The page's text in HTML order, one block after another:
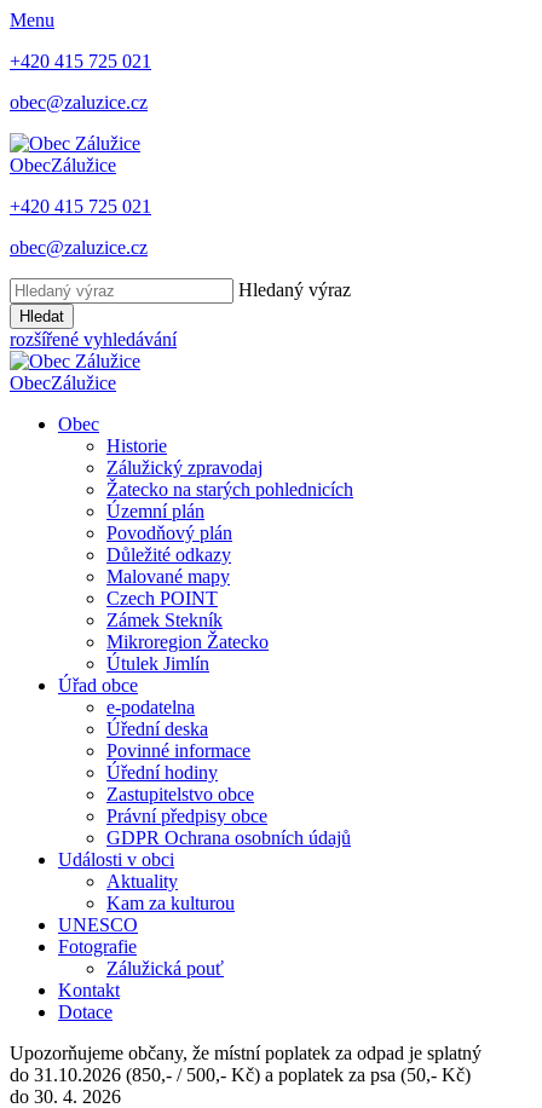
Menu
+420 415 725 021
obec@zaluzice.cz
ObecZálužice
+420 415 725 021
obec@zaluzice.cz
Hledaný výraz
Hledat
rozšířené vyhledávání
ObecZálužice
Obec
Historie
Zálužický zpravodaj
Žatecko na starých pohlednicích
Územní plán
Povodňový plán
Důležité odkazy
Malované mapy
Czech POINT
Zámek Stekník
Mikroregion Žatecko
Útulek Jimlín
Úřad obce
e-podatelna
Úřední deska
Povinné informace
Úřední hodiny
Zastupitelstvo obce
Právní předpisy obce
GDPR Ochrana osobních údajů
Události v obci
Aktuality
Kam za kulturou
UNESCO
Fotografie
Zálužická pouť
Kontakt
Dotace
Upozorňujeme občany, že místní poplatek za odpad je splatný
do 31.10.2026 (850,- / 500,- Kč) a poplatek za psa (50,- Kč)
do 30. 4. 2026